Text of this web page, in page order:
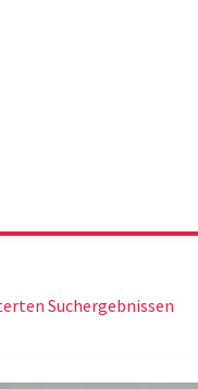
Suchergebnissen